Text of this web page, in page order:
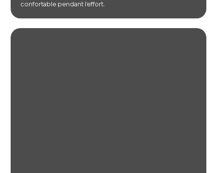
confortable pendant l’effort.